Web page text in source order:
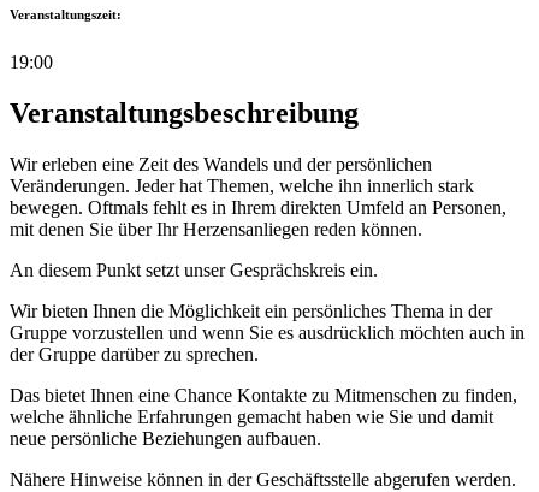
Veranstaltungszeit:
19:00
Veranstaltungsbeschreibung
Wir erleben eine Zeit des Wandels und der persönlichen
Veränderungen. Jeder hat Themen, welche ihn innerlich stark
bewegen. Oftmals fehlt es in Ihrem direkten Umfeld an Personen,
mit denen Sie über Ihr Herzensanliegen reden können.
An diesem Punkt setzt unser Gesprächskreis ein.
Wir bieten Ihnen die Möglichkeit ein persönliches Thema in der
Gruppe vorzustellen und wenn Sie es ausdrücklich möchten auch in
der Gruppe darüber zu sprechen.
Das bietet Ihnen eine Chance Kontakte zu Mitmenschen zu finden,
welche ähnliche Erfahrungen gemacht haben wie Sie und damit
neue persönliche Beziehungen aufbauen.
Nähere Hinweise können in der Geschäftsstelle abgerufen werden.